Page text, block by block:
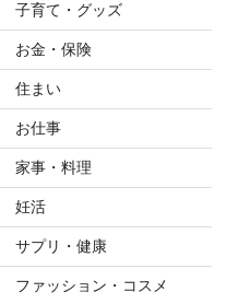
子育て・グッズ
お金・保険
住まい
お仕事
家事・料理
妊活
サプリ・健康
ファッション・コスメ